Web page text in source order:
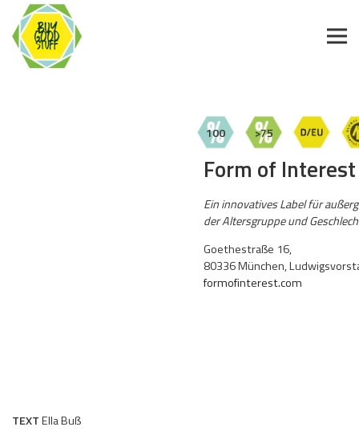
100 >75
Form of Interest
Ein innovatives Label für
der Altersgruppe und
Goethestraße 16,
80336 München,
formofinterest.com
TEXTElla Buß